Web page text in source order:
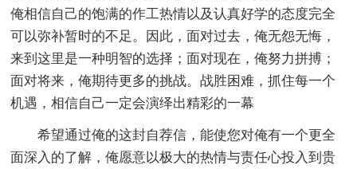
俺相信自己的饱满的作工热情以及认真好学的态度完全
可以弥补暂时的不足。因此，面对过去，俺无怨无悔，
来到这里是一种明智的选择；面对现在，俺努力拼搏；
面对将来，俺期待更多的挑战。战胜困难，抓住每一个
机遇，相信自己一定会演绎出精彩的一幕
希望通过俺的这封自荐信，能使您对俺有一个更全
面深入的了解，俺愿意以极大的热情与责任心投入到贵